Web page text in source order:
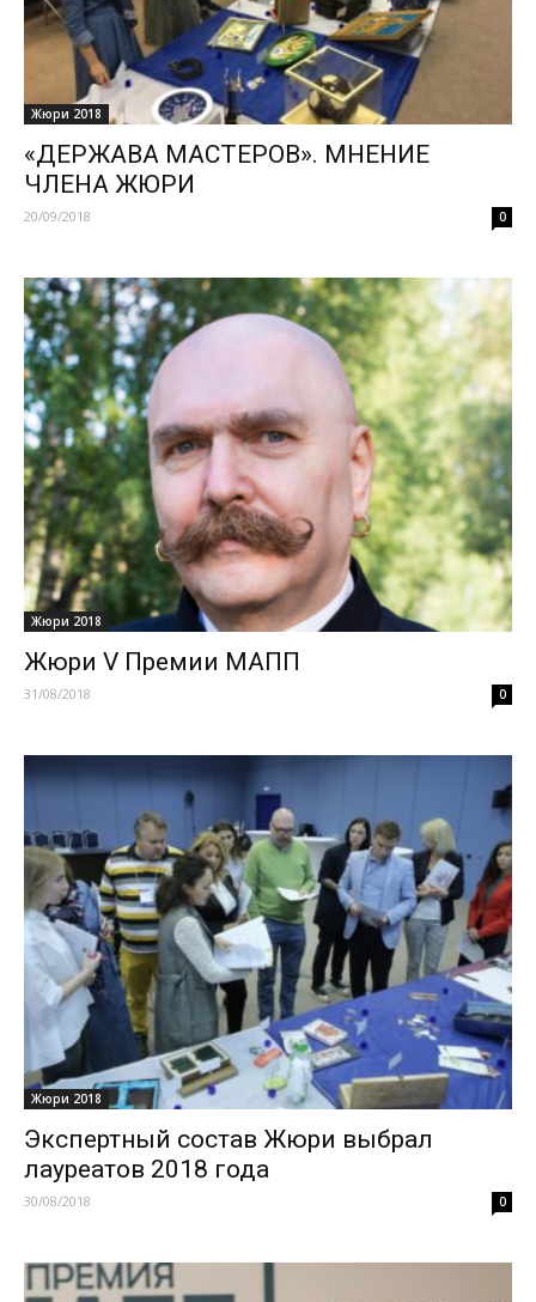
Жюри 2018
«ДЕРЖАВА МАСТЕРОВ». МНЕНИЕ
ЧЛЕНА ЖЮРИ
20/09/2018 0
Жюри 2018
Жюри V Премии МАПП
31/08/2018 0
Жюри 2018
Экспертный состав Жюри выбрал
лауреатов 2018 года
30/08/2018 0